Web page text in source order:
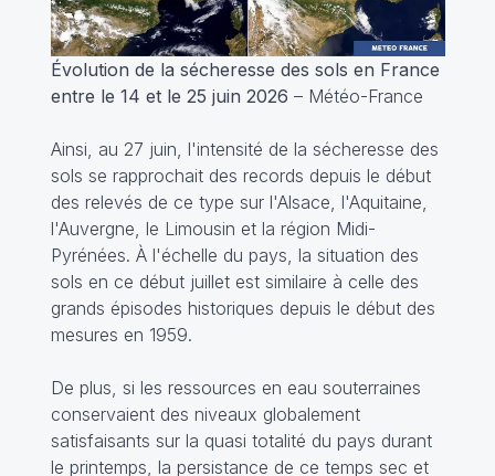
Évolution de la sécheresse des sols en France
entre le 14 et le 25 juin 2026 – Météo-France
Ainsi, au 27 juin, l'intensité de la sécheresse des
sols se rapprochait des records depuis le début
des relevés de ce type sur l'Alsace, l'Aquitaine,
l'Auvergne, le Limousin et la région Midi-
Pyrénées. À l'échelle du pays, la situation des
sols en ce début juillet est similaire à celle des
grands épisodes historiques depuis le début des
mesures en 1959.
De plus, si les ressources en eau souterraines
conservaient des niveaux globalement
satisfaisants sur la quasi totalité du pays durant
le printemps, la persistance de ce temps sec et